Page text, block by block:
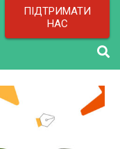
ПІДТРИМАТИ
НАС